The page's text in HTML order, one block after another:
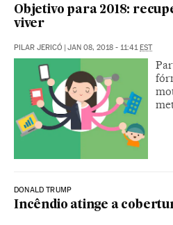
Objetivo para 2018:
viver
PILAR JERICÓ | JAN 08, 2018 - 11:41EST
DONALD TRUMP
Incêndio atinge a